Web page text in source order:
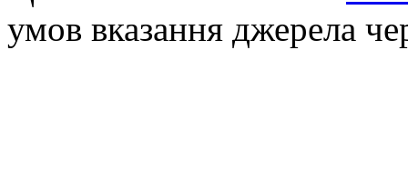
умов вказання джерела